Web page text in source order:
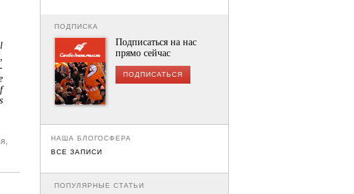
,
ПОДПИСКА
Подписаться на нас
прямо сейчас
ПОДПИСАТЬСЯ
НАША БЛОГОСФЕРА
ВСЕ ЗАПИСИ
ПОПУЛЯРНЫЕ СТАТЬИ